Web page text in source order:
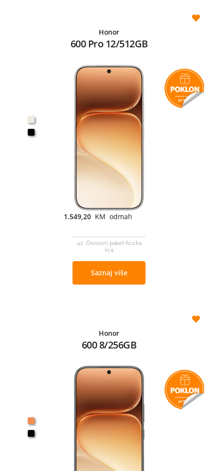
Honor
600 Pro 12/512GB
1.549,20 KM odmah
uz Osnovni paket fizicka
lica
Saznaj više
Honor
600 8/256GB